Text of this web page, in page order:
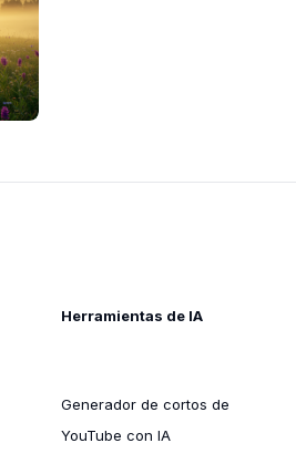
Herramientas de IA
Generador de cortos de
YouTube con IA